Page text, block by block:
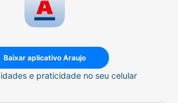
Baixar aplicativo Araujo
e praticidade no seu celular